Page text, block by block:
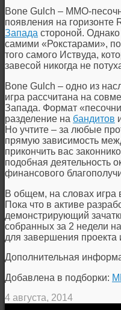
Bone Gulch – MMO-
появления на горизонте
Запада стороной.
самими «Рокстарами»,
того самого Иствуда,
завесой никогда не
Bone Gulch – одно из
игра рассчитана на
Запада. Формат
разделение на бандитов
Но учтите – за любые
прямую зависимость
прикончить вас
подобная деятельность
финансового
В общем, на словах игра
Пока что в активе
демонстрирующий
собранных за 2 недели
для завершения проекта
Дополнительная
Добавлена в подборки:
4 августа, 2014